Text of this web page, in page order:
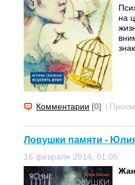
на
Комментарии [0] |
Ловушки памяти -
16 февраля 2014, 01:05